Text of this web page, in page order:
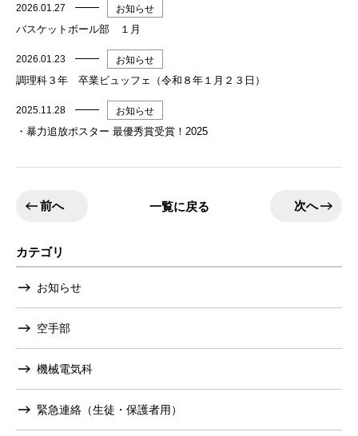
2026.01.27 お知らせ
バスケットボール部 １月
2026.01.23 お知らせ
調理科３年 卒業ビュッフェ（令和８年１月２３日）
2025.11.28 お知らせ
・暴力追放ポスター 最優秀賞受賞！2025
前へ 一覧に戻る 次へ
カテゴリ
お知らせ
空手部
機械電気科
緊急連絡（生徒・保護者用）